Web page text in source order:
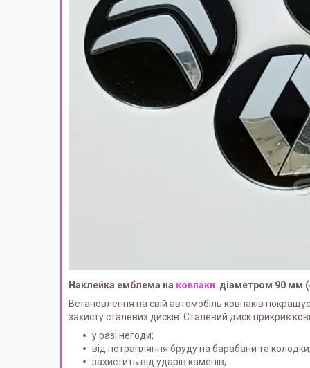
Наклейка емблема на ковпаки діаметром 90 мм
Встановлення на свій автомобіль ковпаків
захисту сталевих дисків. Сталевий диск прикриє
у разі негоди;
від потрапляння бруду на барабани та
захистить від ударів каменів;